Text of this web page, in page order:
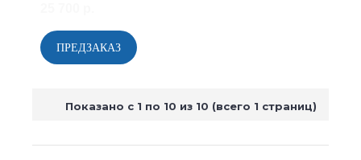
Показано с 1 по 10 из 10 (всего 1 страниц)